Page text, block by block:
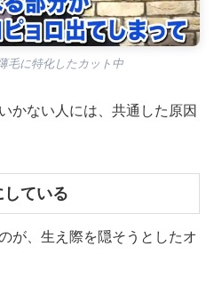
毛に特化したカット中
かない人には、共通した原因
ている
が、生え際を隠そうとしたオ